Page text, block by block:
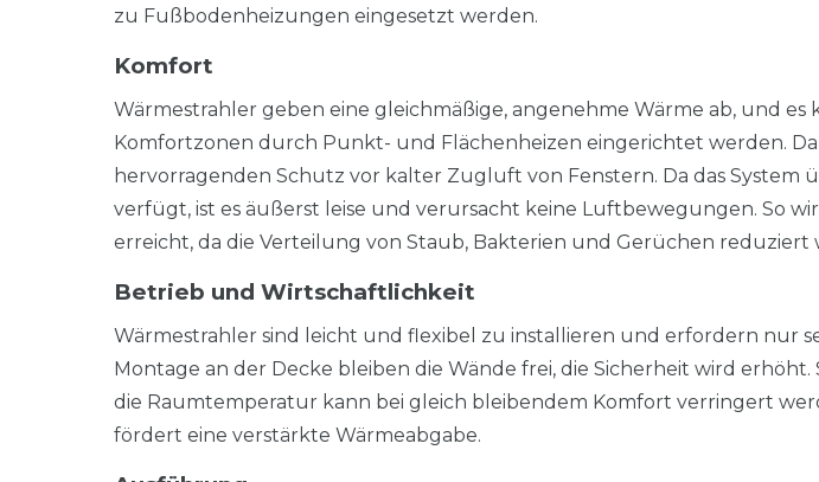
zu Fußbodenheizungen eingesetzt werden.
Komfort
Wärmestrahler geben eine gleichmäßige, angenehme Wärme ab, und es
Komfortzonen durch Punkt- und Flächenheizen eingerichtet werden.
hervorragenden Schutz vor kalter Zugluft von Fenstern. Da das System
verfügt, ist es äußerst leise und verursacht keine Luftbewegungen. So
erreicht, da die Verteilung von Staub, Bakterien und Gerüchen reduziert
Betrieb und Wirtschaftlichkeit
Wärmestrahler sind leicht und flexibel zu installieren und erfordern nur
Montage an der Decke bleiben die Wände frei, die Sicherheit wird erhöht.
die Raumtemperatur kann bei gleich bleibendem Komfort verringert
fördert eine verstärkte Wärmeabgabe.